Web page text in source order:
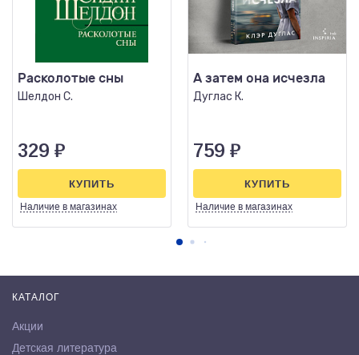
Расколотые сны
Шелдон С.
329 ₽
Наличие в магазинах
КУПИТЬ
А затем она исчезла
Дуглас К.
759 ₽
Наличие в магазинах
КУПИТЬ
КАТАЛОГ
Акции
Детская литература